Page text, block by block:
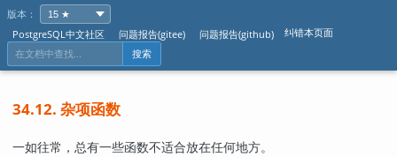
版本：
PostgreSQL中文社区
问题报告(gitee) 问题报告(github) 纠错本页面
搜索
34.12. 杂项函数
一如往常，总有一些函数不适合放在任何地方。